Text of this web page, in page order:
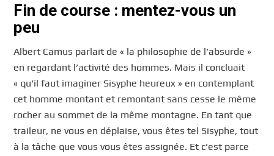
Fin de course : mentez-vous un
peu
Albert Camus parlait de « la philosophie de l’absurde »
en regardant l’activité des hommes. Mais il concluait
« qu’il faut imaginer Sisyphe heureux » en contemplant
cet homme montant et remontant sans cesse le même
rocher au sommet de la même montagne. En tant que
traileur, ne vous en déplaise, vous êtes tel Sisyphe, tout
à la tâche que vous vous êtes assignée. Et c’est parce